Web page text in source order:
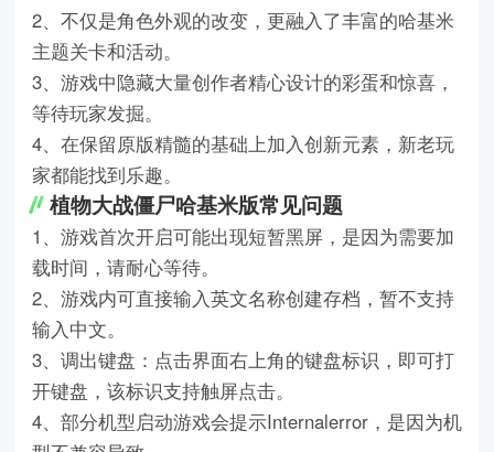
2、不仅是角色外观的改变，更融入了丰富的哈基米
主题关卡和活动。
3、游戏中隐藏大量创作者精心设计的彩蛋和惊喜，
等待玩家发掘。
4、在保留原版精髓的基础上加入创新元素，新老玩
家都能找到乐趣。
植物大战僵尸哈基米版常见问题
1、游戏首次开启可能出现短暂黑屏，是因为需要加
载时间，请耐心等待。
2、游戏内可直接输入英文名称创建存档，暂不支持
输入中文。
3、调出键盘：点击界面右上角的键盘标识，即可打
开键盘，该标识支持触屏点击。
4、部分机型启动游戏会提示Internalerror，是因为机